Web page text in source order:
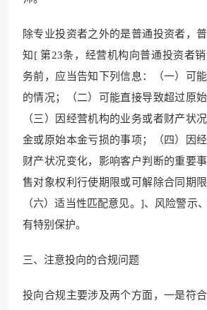
除专业投资者之外的是普通投资者，
知[ 第23条，经营机构向普通投资者
务前，应当告知下列信息：（一）可
的情况；（二）可能直接导致超过原
（三）因经营机构的业务或者财产状
金或原始本金亏损的事项；（四）因
财产状况变化，影响客户判断的重要
售对象权利行使期限或可解除合同期限
（六）适当性匹配意见。]、风险警示
有特别保护。
三、注意投向的合规问题
投向合规主要涉及两个方面，一是符